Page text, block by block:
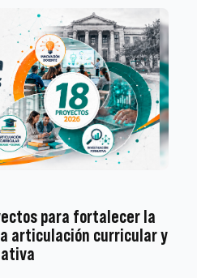
para fortalecer la
articulación curricular y